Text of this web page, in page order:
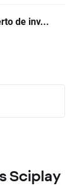
de inv...
Sciplay